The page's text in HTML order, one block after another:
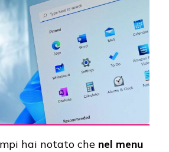
hai notato che nel menu